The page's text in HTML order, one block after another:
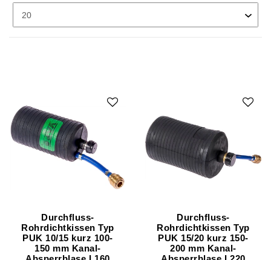
Durchfluss-
Rohrdichtkissen Typ
PUK 10/15 kurz 100-
150 mm Kanal-
Durchfluss-
Rohrdichtkissen Typ
PUK 15/20 kurz 150-
200 mm Kanal-